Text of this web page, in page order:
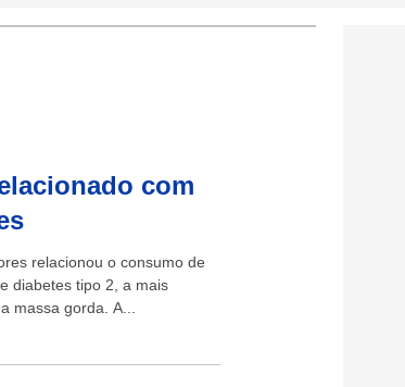
com
relacionou o consumo de
diabetes tipo 2, a mais
massa gorda. A...